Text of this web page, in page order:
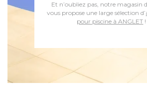
Et n’oubliez pas, notre magasin
vous propose une large sélection d’
pour piscine à ANGLET !